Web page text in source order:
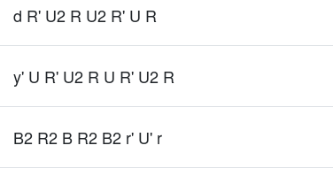
d R' U2 R U2 R' U R
y' U R' U2 R U R' U2 R
B2 R2 B R2 B2 r' U' r